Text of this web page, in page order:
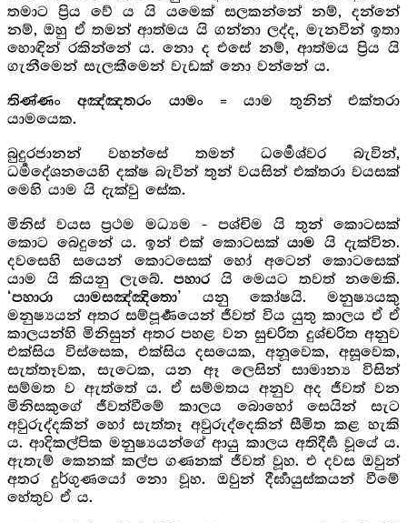
තමාට ප්‍රිය වේ ය යි යමෙක් සලකන්නේ නම්, දන්නේ
නම්, ඔහු ඒ තමන් ආත්මය යි ගන්නා ලද්ද, මැනවින් ඉතා
හොඳින් රකින්නේ ය. නො ද එසේ නම්, ආත්මය ප්‍රිය යි
ගැනීමෙන් සැලකීමෙන් වැඩක් නො වන්නේ ය.
තිණ්ණං අඤ්ඤතරං යාමං = යාම තුනින් එක්තරා
යාමයෙක.
බුදුරජානන් වහන්සේ තමන් ධර්‍මෙශ්වර බැවින්,
ධර්‍මදේශනයෙහි දක්ෂ බැවින් තුන් වයසින් එක්තරා වයසක්
මෙහි යාම යි දැක්වු සේක.
මිනිස් වයස ප්‍රථම මධ්‍යම - පශ්චිම යි තුන් කොටසක්
කොට බෙදුනේ ය. ඉන් එක් කොටසක් යාම යි දැක්වින.
දවසෙහි සයෙන් කොටසෙක් හෝ අටෙන් කොටසෙක්
යාම යි කියනු ලැබේ. පහාරයි මෙයට තවත් නමෙකි.
‘පහාරා යාමසඤ්ඤිතො’
යනු කෝෂයි. මනුෂ්‍යයකු
මනුෂ්‍යයන් අතර සම්පූර්‍ණයෙන් ජීවත් විය යුතු කාලය ඒ ඒ
කාලයන්හි මිනිසුන් අතර පහළ වන සුචරිත දුශ්චරිත අනුව
එක්සිය විස්සෙක, එක්සිය දසයෙක, අනූවෙක, අසූවෙක,
සැත්තෑවක, සැටෙක, යන ඈ ලෙසින් සාමාන්‍ය විසින්
සම්මත ව ඇත්තේ ය. ඒ සම්මතය අනුව අද ජීවත් වන
මිනිසකුගේ ජීවත්වීමේ කාලය බොහෝ සෙයින් සැට
අවුරුද්දකින් හෝ සැත්තෑ අවුරුද්දෙකින් සීමිත කළ හැකි
ය. ආදිකල්පික මනුෂ්‍යයන්ගේ ආයු කාලය අතිදීර්‍ඝ වූයේ ය.
ඇතැම් කෙනක් කල්ප ගණනක් ජීවත් වූහ. එ දවස ඔවුන්
අතර දුර්ගුණයෝ නො වූහ. ඔවුන් දීර්‍ඝායුස්කයන් වීමේ
හේතුව ඒ ය.